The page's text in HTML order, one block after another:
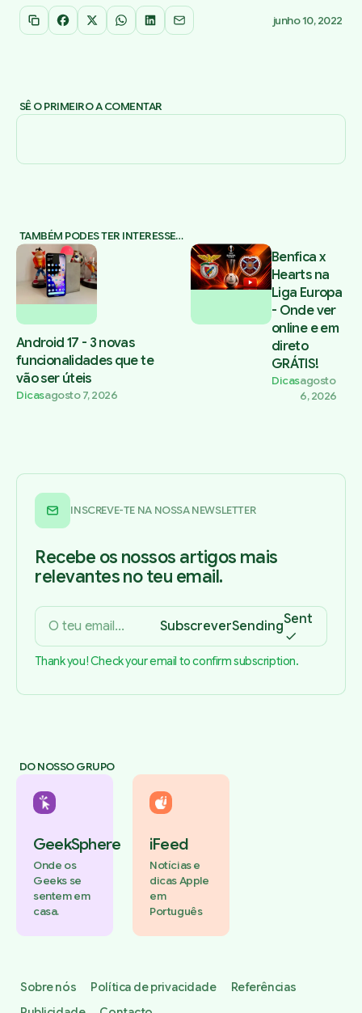
Copiar link
Facebook
X WhatsApp
LinkedInEmail junho 10, 2022
SÊ O PRIMEIRO A COMENTAR
TAMBÉM PODES TER INTERESSE…
Android 17 - 3 novas
funcionalidades que te
vão ser úteis
Dicasagosto 7, 2026
Benfica x
Hearts na
Liga Europa
- Onde ver
online e em
direto
GRÁTIS!
Dicasagosto
6, 2026
INSCREVE-TE NA NOSSA NEWSLETTER
Recebe os nossos artigos mais
relevantes no teu email.
SubscreverSendingSent
Thank you! Check your email to confirm subscription.
DO NOSSO GRUPO
GeekSphere
Onde os
Geeks se
sentem em
casa.
iFeed
Notícias e
dicas Apple
em
Português
Sobre nós Política de privacidade
Referências